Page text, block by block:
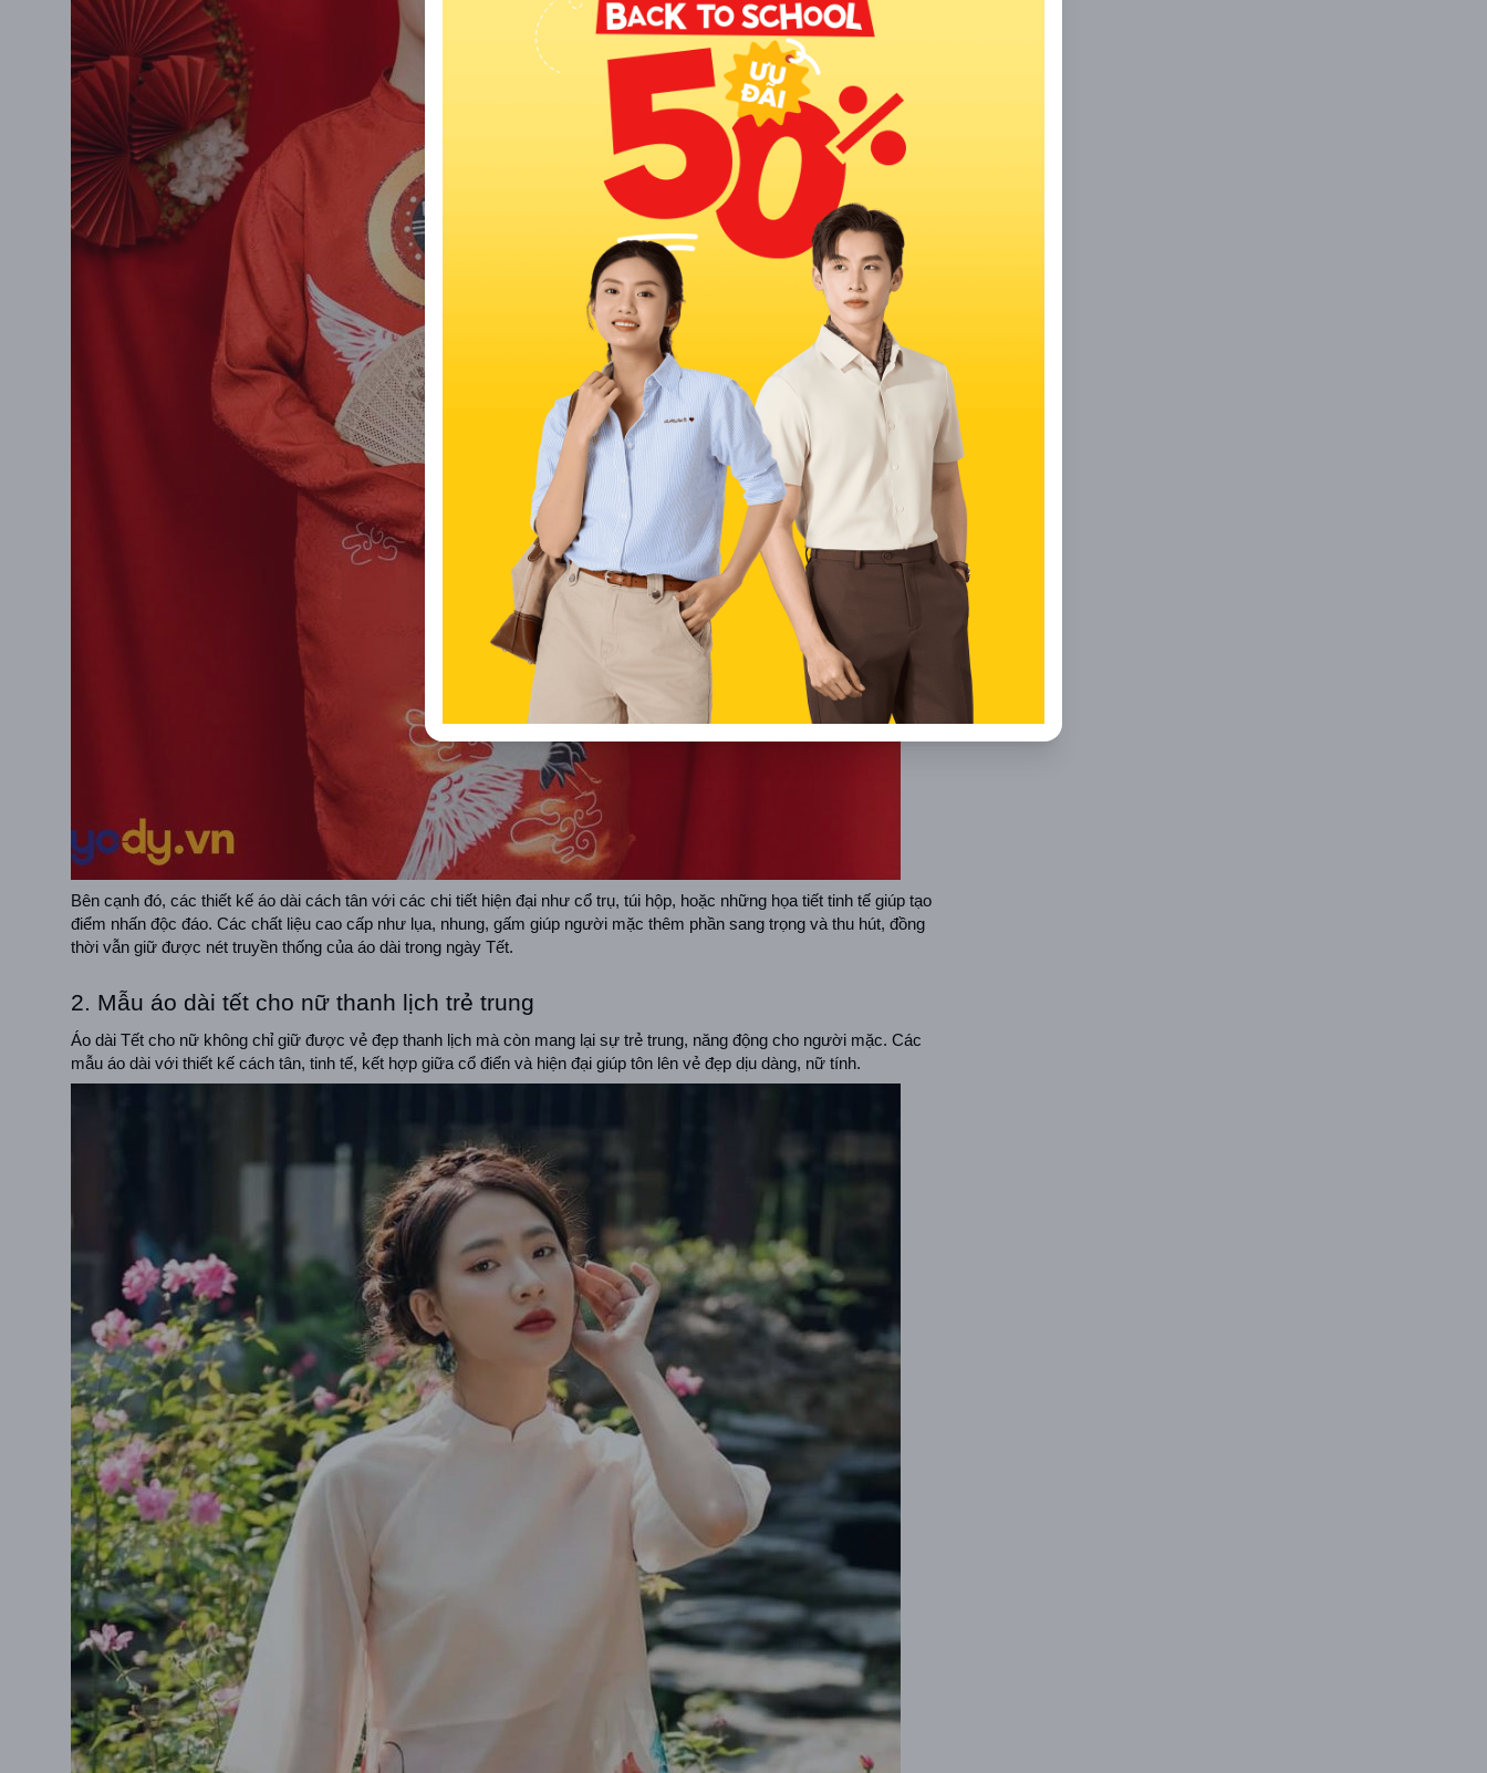
Bên cạnh đó, các thiết kế áo dài cách tân với các chi tiết hiện đại như cổ trụ, túi hộp, hoặc những họa tiết tinh tế giúp tạo
điểm nhấn độc đáo. Các chất liệu cao cấp như lụa, nhung, gấm giúp người mặc thêm phần sang trọng và thu hút, đồng
thời vẫn giữ được nét truyền thống của áo dài trong ngày Tết.
2. Mẫu áo dài tết cho nữ thanh lịch trẻ trung
Áo dài Tết cho nữ không chỉ giữ được vẻ đẹp thanh lịch mà còn mang lại sự trẻ trung, năng động cho người mặc. Các
mẫu áo dài với thiết kế cách tân, tinh tế, kết hợp giữa cổ điển và hiện đại giúp tôn lên vẻ đẹp dịu dàng, nữ tính.